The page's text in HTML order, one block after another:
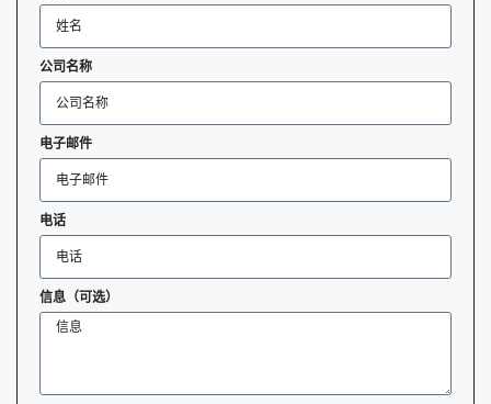
公司名称
电子邮件
电话
信息（可选）